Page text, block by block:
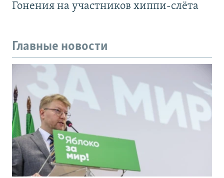
Гонения на участников хиппи-слёта
Главные новости